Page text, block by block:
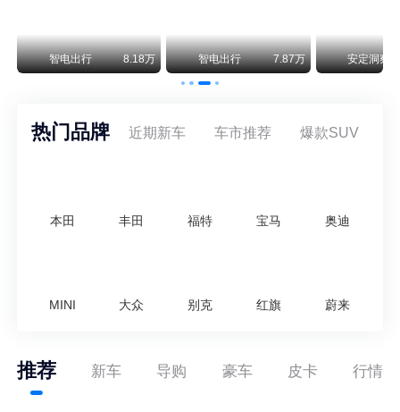
智电出行 8.18万 智电出行 7.87万 安定洞察
热门品牌 近期新车 车市推荐 爆款SUV
本田 丰田 福特 宝马 奥迪
MINI 大众 别克 红旗 蔚来
推荐 新车 导购 豪车 皮卡 行情